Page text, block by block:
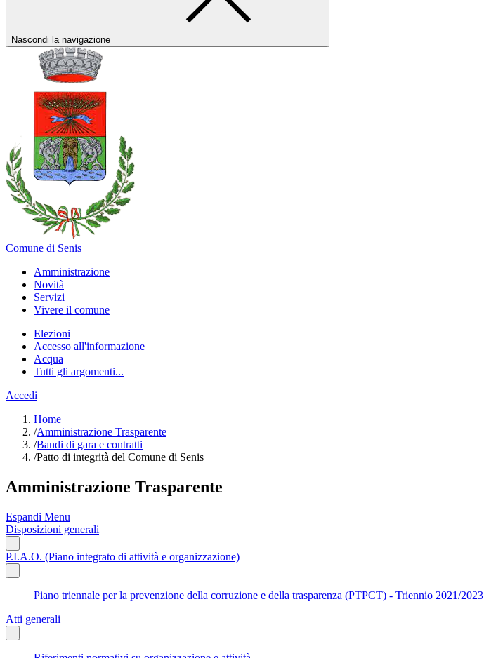
Nascondi la navigazione
Comune di Senis
Amministrazione
Novità
Servizi
Vivere il comune
Elezioni
Accesso all'informazione
Acqua
Tutti gli argomenti...
Accedi
Home
/Amministrazione Trasparente
/Bandi di gara e contratti
/Patto di integrità del Comune di Senis
Amministrazione Trasparente
Espandi Menu
Disposizioni generali
P.I.A.O. (Piano integrato di attività e organizzazione)
Piano triennale per la prevenzione della corruzione e della trasparenza (PTPCT) - Triennio 2021/2023
Atti generali